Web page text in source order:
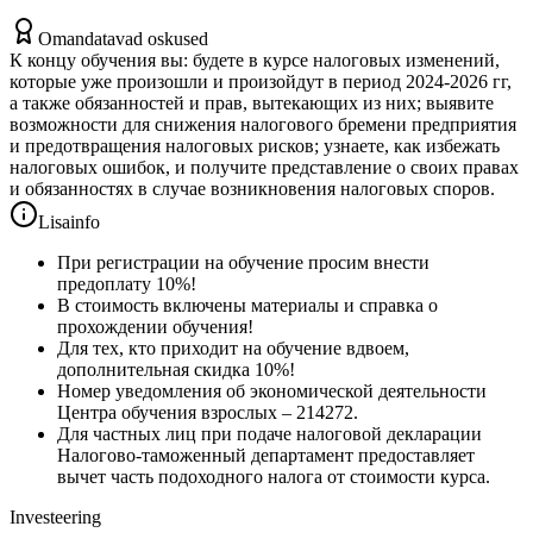
Omandatavad oskused
К концу обучения вы: будете в курсе налоговых изменений,
которые уже произошли и произойдут в период 2024-2026 гг,
а также обязанностей и прав, вытекающих из них; выявите
возможности для снижения налогового бремени предприятия
и предотвращения налоговых рисков; узнаете, как избежать
налоговых ошибок, и получите представление о своих правах
и обязанностях в случае возникновения налоговых споров.
Lisainfo
При регистрации на обучение просим внести
предоплату 10%!
В стоимость включены материалы и справка о
прохождении обучения!
Для тех, кто приходит на обучение вдвоем,
дополнительная скидка 10%!
Номер уведомления об экономической деятельности
Центра обучения взрослых – 214272.
Для частных лиц при подаче налоговой декларации
Налогово-таможенный департамент предоставляет
вычет часть подоходного налога от стоимости курса.
Investeering